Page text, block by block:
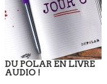
DU POLAR EN LIVRE
AUDIO !